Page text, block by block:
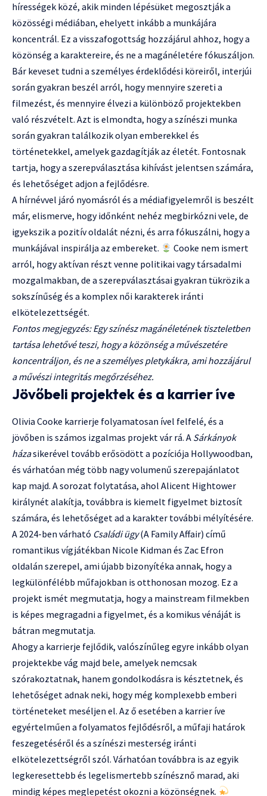
hírességek közé, akik minden lépésüket megosztják a
közösségi médiában, ehelyett inkább a munkájára
koncentrál. Ez a visszafogottság hozzájárul ahhoz, hogy a
közönség a karaktereire, és ne a magánéletére fókuszáljon.
Bár keveset tudni a személyes érdeklődési köreiről, interjúi
során gyakran beszél arról, hogy mennyire szereti a
filmezést, és mennyire élvezi a különböző projektekben
való részvételt. Azt is elmondta, hogy a színészi munka
során gyakran találkozik olyan emberekkel és
történetekkel, amelyek gazdagítják az életét. Fontosnak
tartja, hogy a szerepválasztása kihívást jelentsen számára,
és lehetőséget adjon a fejlődésre.
A hírnévvel járó nyomásról és a médiafigyelemről is beszélt
már, elismerve, hogy időnként nehéz megbirkózni vele, de
igyekszik a pozitív oldalát nézni, és arra fókuszálni, hogy a
munkájával inspirálja az embereket.
Cooke nem ismert
arról, hogy aktívan részt venne politikai vagy társadalmi
mozgalmakban, de a szerepválasztásai gyakran tükrözik a
sokszínűség és a komplex női karakterek iránti
elkötelezettségét.
Fontos megjegyzés: Egy színész magánéletének tiszteletben
tartása lehetővé teszi, hogy a közönség a művészetére
koncentráljon, és ne a személyes pletykákra, ami hozzájárul
a művészi integritás megőrzéséhez.
Jövőbeli projektek és a karrier íve
Olivia Cooke karrierje folyamatosan ível felfelé, és a
jövőben is számos izgalmas projekt vár rá. A Sárkányok
házasikerével tovább erősödött a pozíciója Hollywoodban,
és várhatóan még több nagy volumenű szerepajánlatot
kap majd. A sorozat folytatása, ahol Alicent Hightower
királynét alakítja, továbbra is kiemelt figyelmet biztosít
számára, és lehetőséget ad a karakter további mélyítésére.
A 2024-ben várható Családi ügy(A Family Affair) című
romantikus vígjátékban Nicole Kidman és Zac Efron
oldalán szerepel, ami újabb bizonyítéka annak, hogy a
legkülönfélébb műfajokban is otthonosan mozog. Ez a
projekt ismét megmutatja, hogy a mainstream filmekben
is képes megragadni a figyelmet, és a komikus vénáját is
bátran megmutatja.
Ahogy a karrierje fejlődik, valószínűleg egyre inkább olyan
projektekbe vág majd bele, amelyek nemcsak
szórakoztatnak, hanem gondolkodásra is késztetnek, és
lehetőséget adnak neki, hogy még komplexebb emberi
történeteket meséljen el. Az ő esetében a karrier íve
egyértelműen a folyamatos fejlődésről, a műfaji határok
feszegetéséről és a színészi mesterség iránti
elkötelezettségről szól. Várhatóan továbbra is az egyik
legkeresettebb és legelismertebb színésznő marad, aki
mindig képes meglepetést okozni a közönségnek.